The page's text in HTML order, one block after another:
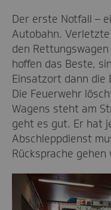
Der erste Notfall –
Autobahn.
den
hoffen das Beste,
Einsatzort dann die
Die Feuerwehr
Wagens steht am
geht es gut. Er hat
Abschleppdienst
Rücksprache gehen